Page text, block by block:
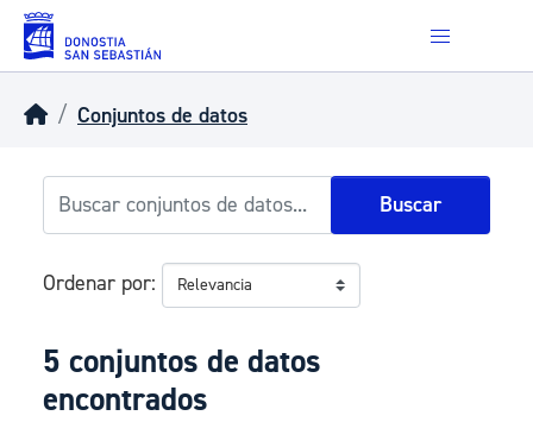
Skip to main content
Conjuntos de datos
Buscar
Ordenar por
5 conjuntos de datos
encontrados